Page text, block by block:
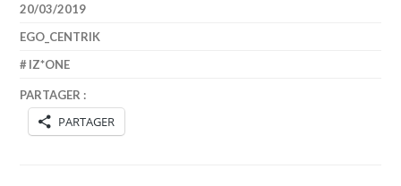
20/03/2019
EGO_CENTRIK
IZ*ONE
PARTAGER :
PARTAGER